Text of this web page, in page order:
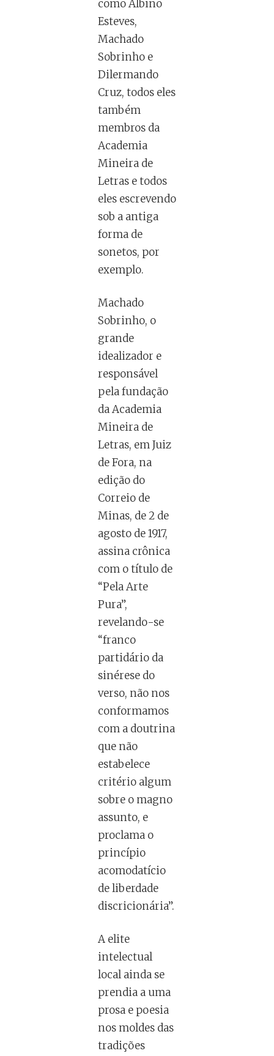
como Albino
Esteves,
Machado
Sobrinho e
Dilermando
Cruz, todos eles
também
membros da
Academia
Mineira de
Letras e todos
eles escrevendo
sob a antiga
forma de
sonetos, por
exemplo.
Machado
Sobrinho, o
grande
idealizador e
responsável
pela fundação
da Academia
Mineira de
Letras, em Juiz
de Fora, na
edição do
Correio de
Minas, de 2 de
agosto de 1917,
assina crônica
com o título de
“Pela Arte
Pura”,
revelando-se
“franco
partidário da
sinérese do
verso, não nos
conformamos
com a doutrina
que não
estabelece
critério algum
sobre o magno
assunto, e
proclama o
princípio
acomodatício
de liberdade
discricionária”.
A elite
intelectual
local ainda se
prendia a uma
prosa e poesia
nos moldes das
tradições